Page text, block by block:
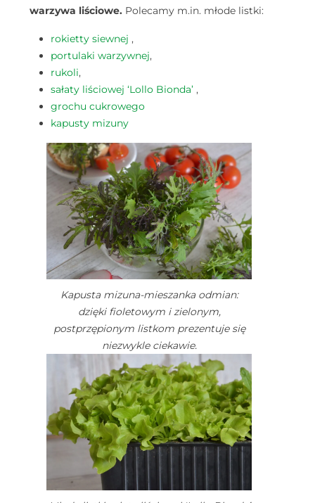
warzywa liściowe. Polecamy m.in. młode listki:
rokietty siewnej ,
portulaki warzywnej,
rukoli,
sałaty liściowej ‘Lollo Bionda’ ,
grochu cukrowego
kapusty mizuny
Kapusta mizuna-mieszanka odmian:
dzięki fioletowym i zielonym,
postprzępionym listkom prezentuje się
niezwykle ciekawie.